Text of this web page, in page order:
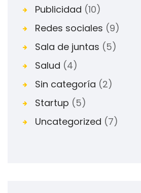
Publicidad (10)
Redes sociales (9)
Sala de juntas (5)
Salud (4)
Sin categoría (2)
Startup (5)
Uncategorized (7)